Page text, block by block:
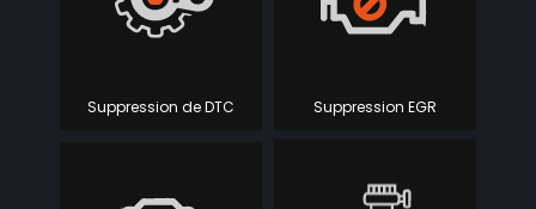
Suppression de DTC Suppression EGR